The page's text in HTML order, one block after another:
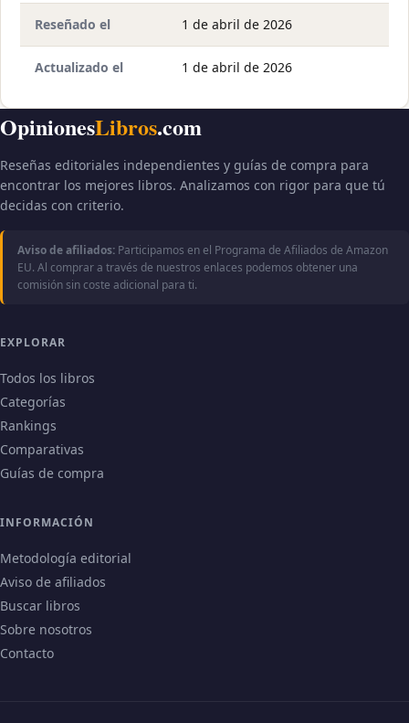
Reseñado el 1 de abril de 2026
Actualizado el 1 de abril de 2026
OpinionesLibros.com
Reseñas editoriales independientes y guías de compra para
encontrar los mejores libros. Analizamos con rigor para que tú
decidas con criterio.
Aviso de afiliados: Participamos en el Programa de Afiliados de Amazon
EU. Al comprar a través de nuestros enlaces podemos obtener una
comisión sin coste adicional para ti.
EXPLORAR
Todos los libros
Categorías
Rankings
Comparativas
Guías de compra
INFORMACIÓN
Metodología editorial
Aviso de afiliados
Buscar libros
Sobre nosotros
Contacto